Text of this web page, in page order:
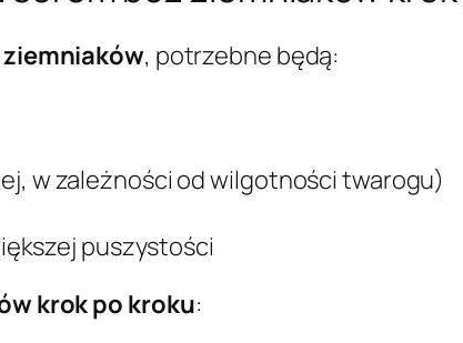
, potrzebne będą:
w zależności od wilgotności twarogu)
puszystości
krok po kroku: